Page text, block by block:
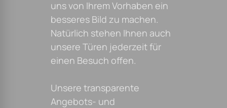
uns von Ihrem Vorhaben ein
besseres Bild zu machen.
Natürlich stehen Ihnen auch
unsere Türen jederzeit für
einen Besuch offen.
Unsere transparente
Angebots- und